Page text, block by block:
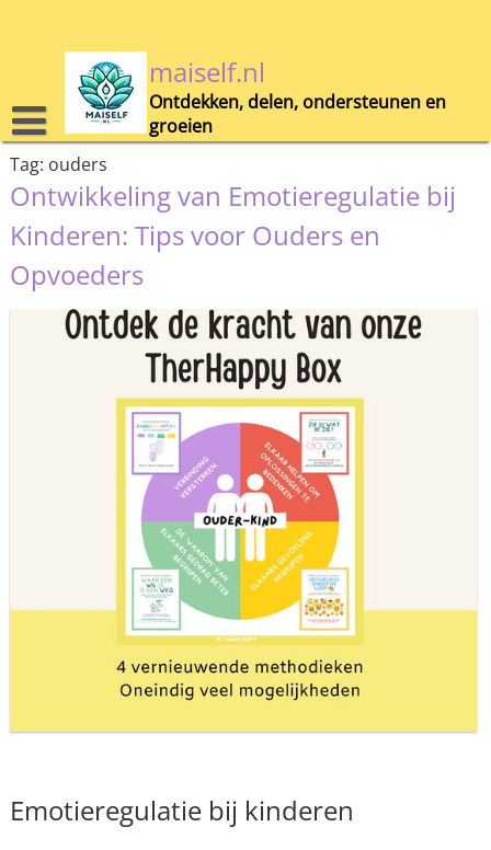
maiself.nl
Ontdekken, delen, ondersteunen en
groeien
Tag: ouders
Ontwikkeling van Emotieregulatie bij
Kinderen: Tips voor Ouders en
Opvoeders
Emotieregulatie bij kinderen